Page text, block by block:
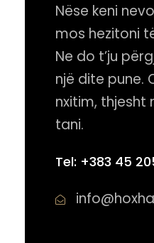
Nëse keni
mos hezitoni
Ne do t’ju
një dite pune.
nxitim, thjesht
tani.
Tel: +383 45